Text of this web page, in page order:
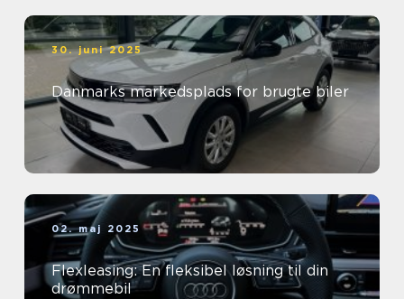
30. juni 2025
Danmarks markedsplads for brugte biler
02. maj 2025
Flexleasing: En fleksibel løsning til din
drømmebil